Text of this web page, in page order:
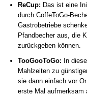
ReCup: Das ist eine
durch CoffeToGo-
Gastrobetriebe
Pfandbecher aus, die
zurückgeben können.
TooGooToGo: In
Mahlzeiten zu
sie dann einfach vor
erste Mal aufmerksam